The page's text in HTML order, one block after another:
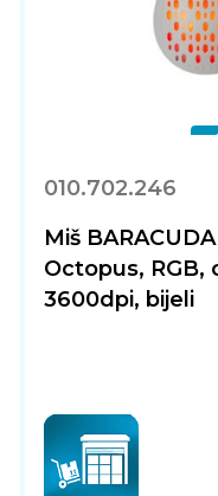
010.702.246
Miš
Octopus, RGB,
3600dpi, bijeli